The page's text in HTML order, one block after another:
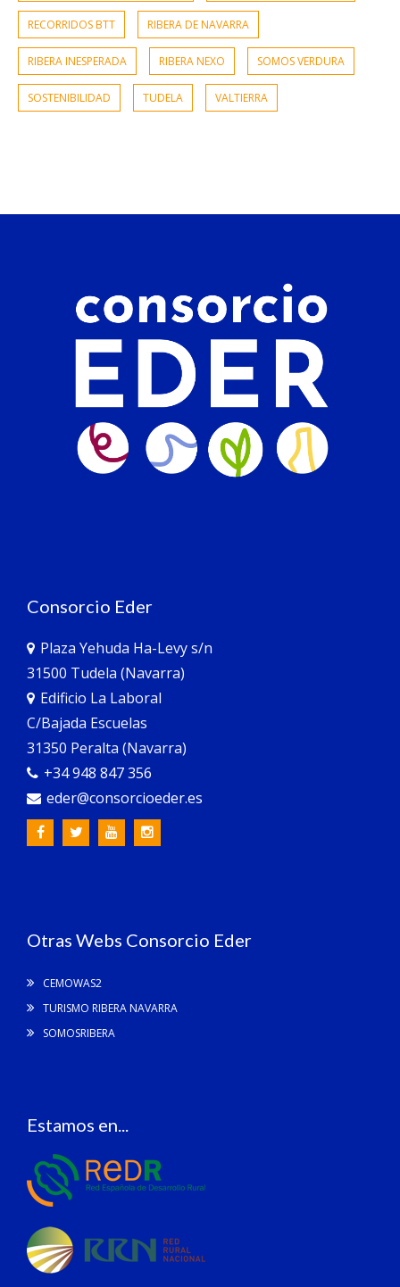
RECORRIDOS BTT RIBERA DE NAVARRA
RIBERA INESPERADA RIBERA NEXO SOMOS VERDURA
SOSTENIBILIDAD TUDELA VALTIERRA
Consorcio Eder
Plaza Yehuda Ha-Levy s/n
31500 Tudela (Navarra)
Edificio La Laboral
C/Bajada Escuelas
31350 Peralta (Navarra)
+34 948 847 356
eder@consorcioeder.es
Otras Webs Consorcio Eder
CEMOWAS2
TURISMO RIBERA NAVARRA
SOMOSRIBERA
Estamos en...